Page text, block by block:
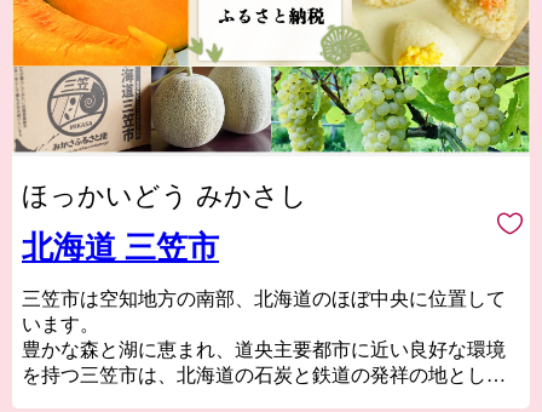
ほっかいどう みかさし
北海道 三笠市
三笠市は空知地方の南部、北海道のほぼ中央に位置して
います。
豊かな森と湖に恵まれ、道央主要都市に近い良好な環境
を持つ三笠市は、北海道の石炭と鉄道の発祥の地として